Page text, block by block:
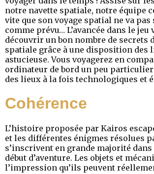
notre navette spatiale, notre équipe
vite que son voyage spatial ne va pas
comme prévu… L’avancée dans le jeu
découvrir un bon nombre de secrets
spatiale grâce à une disposition des
astucieuse. Vous voyagerez en
ordinateur de bord un peu
des lieux à la fois technologiques et
Cohérence
L’histoire proposée par Kairos
et les différentes énigmes résolues
s’inscrivent en grande majorité dans
début d’aventure. Les objets et
l’impression qu’ils peuvent